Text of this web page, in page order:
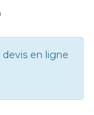
en ligne